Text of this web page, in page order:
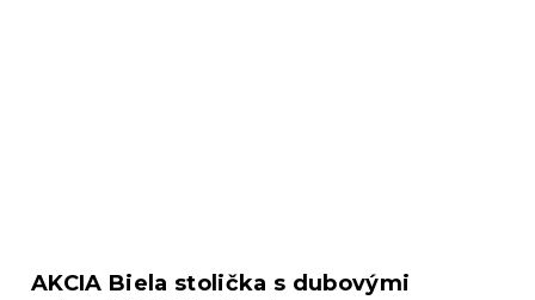
AKCIA Biela stolička s dubovými